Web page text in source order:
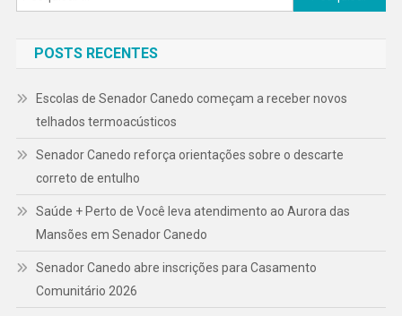
por:
POSTS RECENTES
Escolas de Senador Canedo começam a receber novos
telhados termoacústicos
Senador Canedo reforça orientações sobre o descarte
correto de entulho
Saúde + Perto de Você leva atendimento ao Aurora das
Mansões em Senador Canedo
Senador Canedo abre inscrições para Casamento
Comunitário 2026